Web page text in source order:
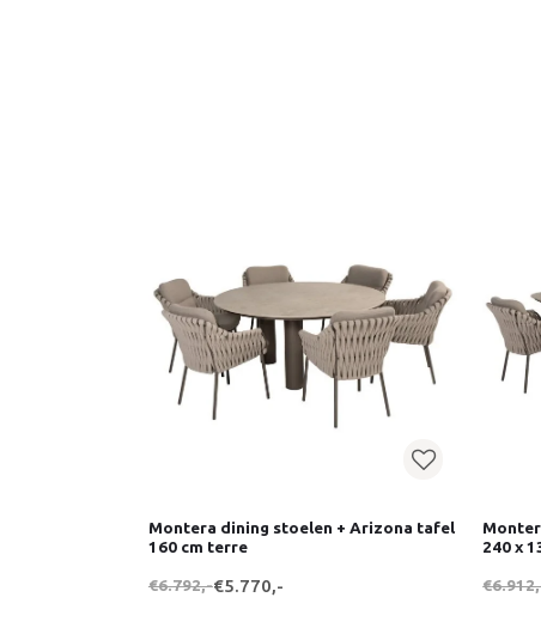
Montera dining stoelen + Arizona tafel
160 cm terre
€6.792,-€5.770,-
240 x